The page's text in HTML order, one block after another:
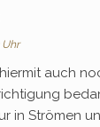
Uhr
auch
in Strömen